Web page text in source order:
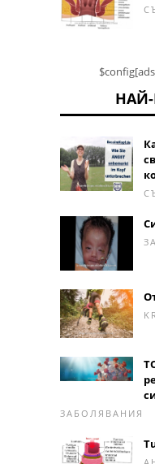
ЗАБОЛЯВАНИЯ